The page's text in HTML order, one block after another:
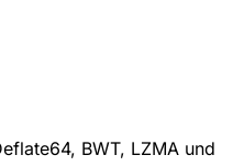
BWT, LZMA und